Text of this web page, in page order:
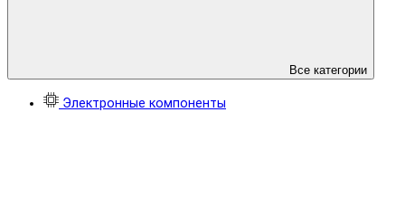
Все категории
Электронные компоненты